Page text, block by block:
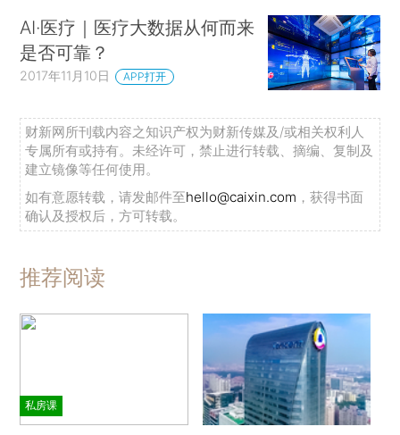
AI·医疗｜医疗大数据从何而来
是否可靠？
2017年11月10日 APP打开
财新网所刊载内容之知识产权为财新传媒及/或相关权利人
专属所有或持有。未经许可，禁止进行转载、摘编、复制及
建立镜像等任何使用。
如有意愿转载，请发邮件至hello@caixin.com ，获得书面
确认及授权后，方可转载。
推荐阅读
私房课